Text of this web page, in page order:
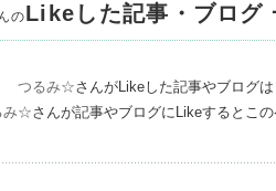
のLikeした記事・ブログ
つるみ☆さんがLikeした記事やブログは
み☆さんが記事やブログにLikeするとこの